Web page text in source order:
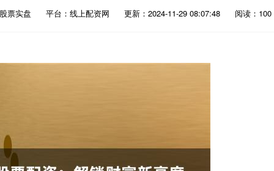
票实盘 平台：线上配资网 更新：2024-11-29 08:07:48 阅读：100